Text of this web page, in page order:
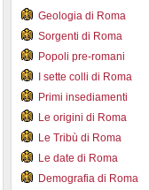
Geologia di Roma
Sorgenti di Roma
Popoli pre-romani
I sette colli di Roma
Primi insediamenti
Le origini di Roma
Le Tribù di Roma
Le date di Roma
Demografia di Roma